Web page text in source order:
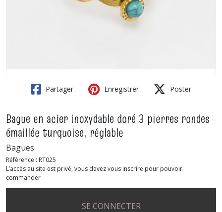
Partager Enregistrer Poster
Bague en acier inoxydable doré 3 pierres rondes
émaillée turquoise, réglable
Bagues
Référence : RT025
L’accès au site est privé, vous devez vous inscrire pour pouvoir
commander
SE CONNECTER